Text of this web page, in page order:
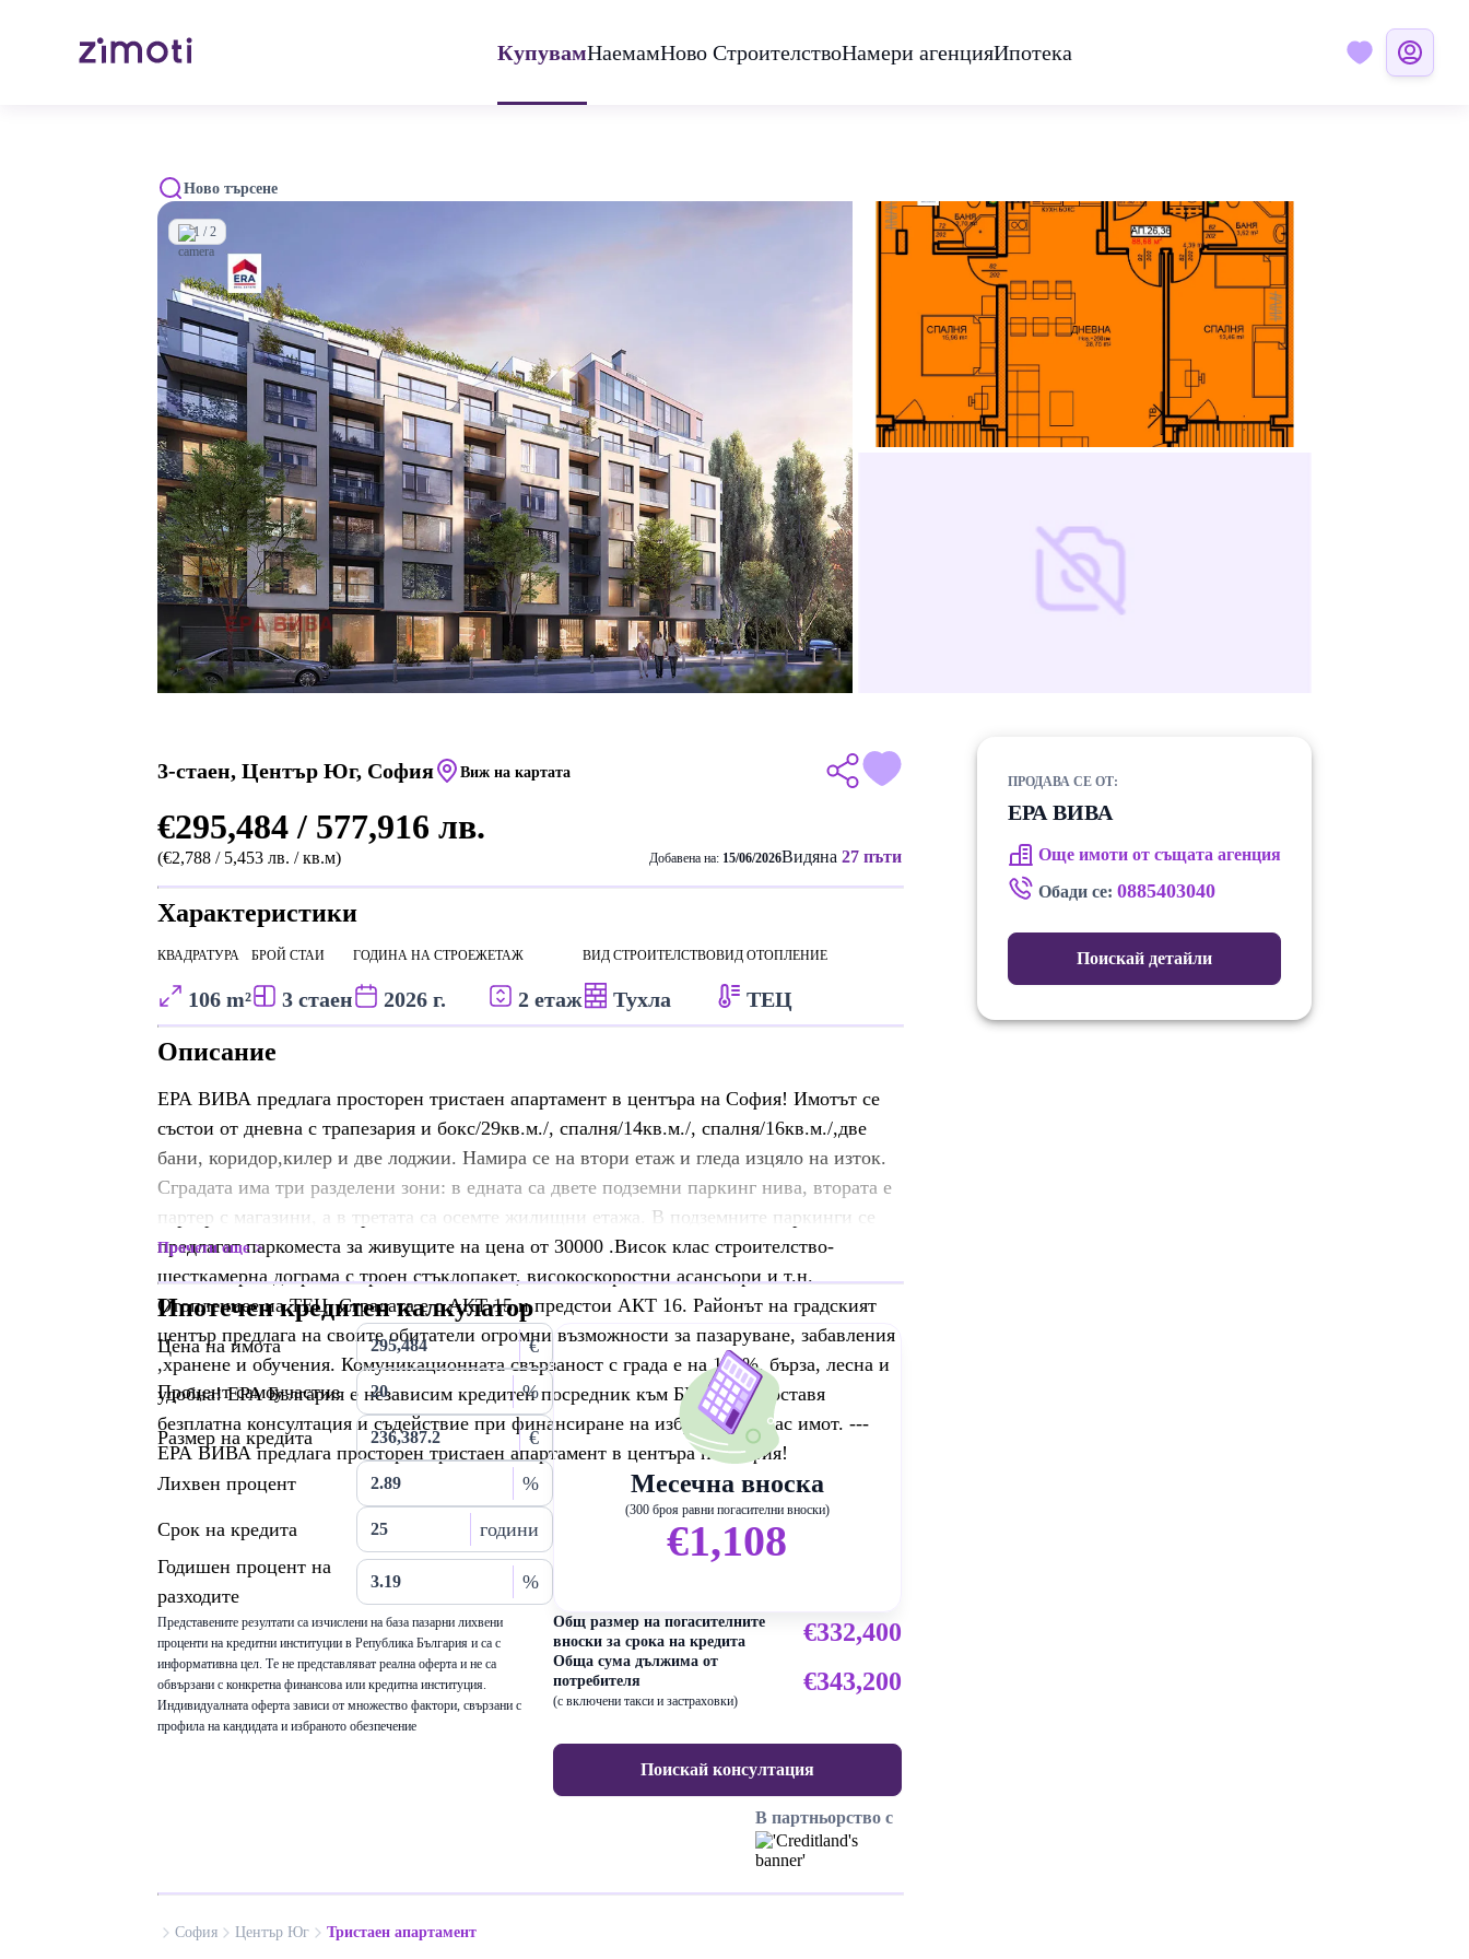
КупувамНаемамНово СтроителствоНамери агенцияИпотека
Ново търсене
1 / 2
3-стаен, Център Юг, София Виж на картата
€295,484 / 577,916 лв.
(€2,788 / 5,453 лв. / кв.м) Добавена на: 15/06/2026Видяна 27 пъти
Характеристики
КВАДРАТУРА
106 m²
БРОЙ СТАИ
3 стаен
ГОДИНА НА СТРОЕЖ
2026 г.
ЕТАЖ
2 етаж
ВИД СТРОИТЕЛСТВО
Тухла
ВИД ОТОПЛЕНИЕ
ТЕЦ
Описание
ЕРА ВИВА предлага просторен тристаен апартамент в центъра на София! Имотът се
състои от дневна с трапезария и бокс/29кв.м./, спалня/14кв.м./, спалня/16кв.м./,две
бани, коридор,килер и две лоджии. Намира се на втори етаж и гледа изцяло на изток.
Сградата има три разделени зони: в едната са двете подземни паркинг нива, втората е
партер с магазини, а в третата са осемте жилищни етажа. В подземните паркинги се
предлагат паркоместа за живущите на цена от 30000 .Висок клас строителство-
шесткамерна дограма с троен стъклопакет, високоскоростни асансьори и т.н.
Отоплениее на ТЕЦ. Сградата е с АКТ 15 и предстои АКТ 16. Районът на градският
център предлага на своите обитатели огромни възможности за пазаруване, забавления
,хранене и обучения. Комуникационната свързаност с града е на 100%, бърза, лесна и
удобна! ЕРА България е независим кредитен посредник към БНБ и предоставя
безплатна консултация и съдействие при финансиране на избрания от Вас имот. ---
ЕРА ВИВА предлага просторен тристаен апартамент в центъра на София!
Прочети още
Ипотечен кредитен калкулатор
Цена на имота €
Процент самоучастие %
Размер на кредита €
Лихвен процент %
Срок на кредита
години
Годишен процент на
разходите
%
Представените резултати са изчислени на база пазарни лихвени
проценти на кредитни институции в Република България и са с
информативна цел. Те не представляват реална оферта и не са
обвързани с конкретна финансова или кредитна институция.
Индивидуалната оферта зависи от множество фактори, свързани с
профила на кандидата и избраното обезпечение
Месечна вноска
(300 броя равни погасителни вноски)
€1,108
Общ размер на погасителните
вноски за срока на кредита
€332,400
Обща сума дължима от
потребителя
(с включени такси и застраховки)
€343,200
Поискай консултация
В партньорство с
ПРОДАВА СЕ ОТ:
ЕРА ВИВА
Още имоти от същата агенция
Обади се: 0885403040
Поискай детайли
София Център Юг Тристаен апартамент